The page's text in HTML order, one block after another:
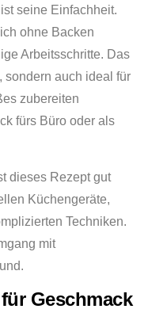
seine Einfachheit.
ohne Backen
Arbeitsschritte. Das
sondern auch ideal für
zubereiten
fürs Büro oder als
dieses Rezept gut
Küchengeräte,
Techniken.
mit
Geschmack